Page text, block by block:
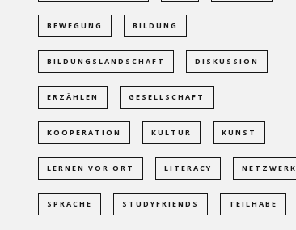
BEWEGUNG BILDUNG
BILDUNGSLANDSCHAFT DISKUSSION
ERZÄHLEN GESELLSCHAFT
KOOPERATION KULTUR KUNST
LERNEN VOR ORT LITERACY NETZWERK
SPRACHE STUDYFRIENDS TEILHABE